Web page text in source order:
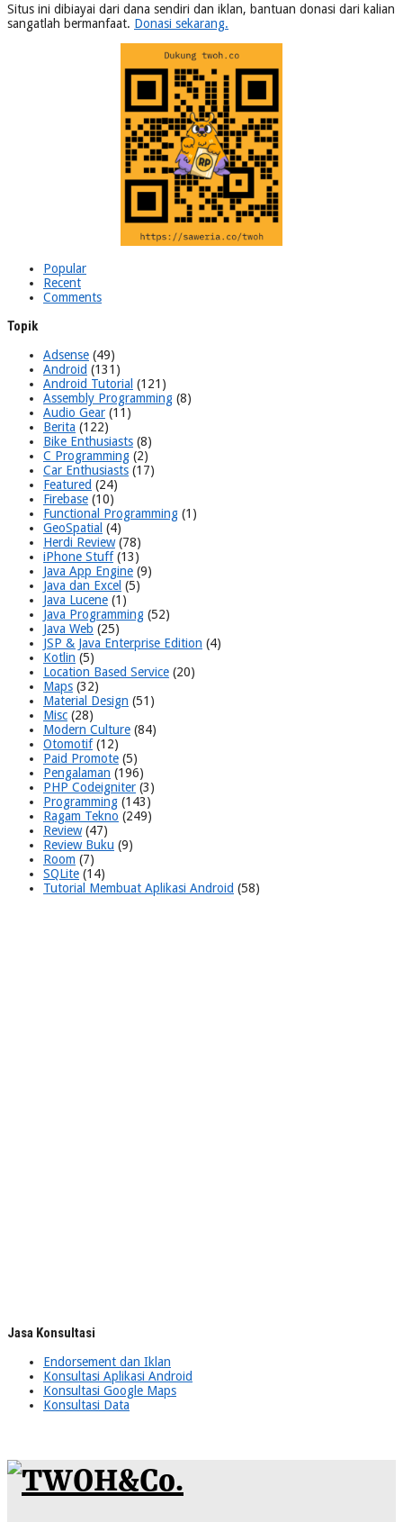
Situs ini dibiayai dari dana sendiri dan iklan, bantuan donasi dari kalian
sangatlah bermanfaat. Donasi sekarang.
Popular
Recent
Comments
Topik
Adsense (49)
Android (131)
Android Tutorial (121)
Assembly Programming (8)
Audio Gear (11)
Berita (122)
Bike Enthusiasts (8)
C Programming (2)
Car Enthusiasts (17)
Featured (24)
Firebase (10)
Functional Programming (1)
GeoSpatial (4)
Herdi Review(78)
iPhone Stuff(13)
Java App Engine (9)
Java dan Excel (5)
Java Lucene (1)
Java Programming (52)
Java Web (25)
JSP & Java Enterprise Edition (4)
Kotlin (5)
Location Based Service (20)
Maps (32)
Material Design (51)
Misc (28)
Modern Culture (84)
Otomotif(12)
Paid Promote (5)
Pengalaman (196)
PHP Codeigniter (3)
Programming (143)
Ragam Tekno (249)
Review(47)
Review Buku (9)
Room (7)
SQLite (14)
Tutorial Membuat Aplikasi Android (58)
Jasa Konsultasi
Endorsement dan Iklan
Konsultasi Aplikasi Android
Konsultasi Google Maps
Konsultasi Data